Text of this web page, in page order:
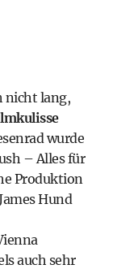
nicht lang,
wurde
– Alles für
Produktion
Hund
auch sehr